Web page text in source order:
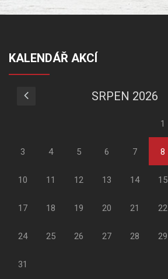
KALENDÁŘ AKCÍ
SRPEN 2026
1
3 4 5 6 7 8
10 11 12 13 14 15
17 18 19 20 21 22
24 25 26 27 28 29
31